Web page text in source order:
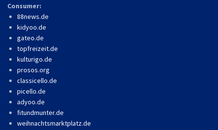
Consumer:
88news.de
kidyoo.de
gateo.de
topfreizeit.de
kulturigo.de
prosos.org
classicello.de
picello.de
adyoo.de
fitundmunter.de
weihnachtsmarktplatz.de